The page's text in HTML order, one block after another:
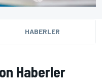
HABERLER
Haberler